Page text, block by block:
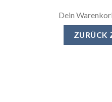
Dein
ZURÜCK